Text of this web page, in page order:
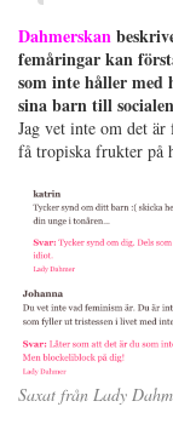
Dahmerskan
femåringar kan
som inte håller med
sina barn till
Jag vet inte om det
få tropiska frukter på
Saxat från Lady